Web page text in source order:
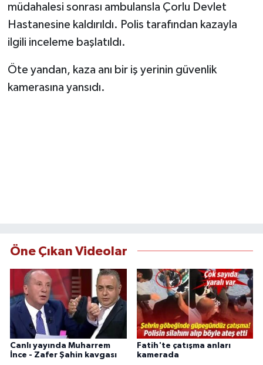
müdahalesi sonrası ambulansla Çorlu Devlet
Hastanesine kaldırıldı. Polis tarafından kazayla
ilgili inceleme başlatıldı.
Öte yandan, kaza anı bir iş yerinin güvenlik
kamerasına yansıdı.
Öne Çıkan Videolar
Canlı yayında Muharrem
İnce - Zafer Şahin kavgası
Fatih'te çatışma anları
kamerada